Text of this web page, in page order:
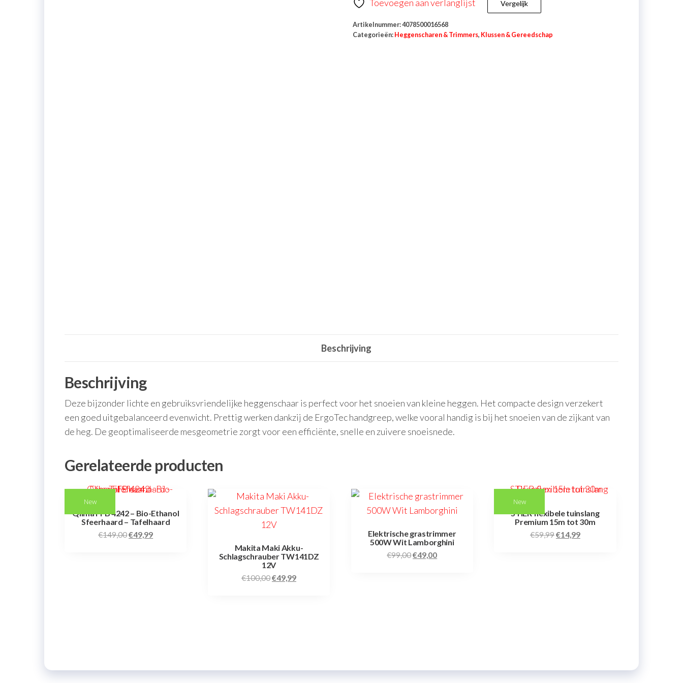
Toevoegen aan verlanglijst Vergelijk
Artikelnummer:4078500016568
Categorieën: Heggenscharen & Trimmers, Klussen & Gereedschap
Beschrijving
Beschrijving
Deze bijzonder lichte en gebruiksvriendelijke heggenschaar is perfect voor het snoeien van kleine heggen. Het compacte design verzekert
een goed uitgebalanceerd evenwicht. Prettig werken dankzij de ErgoTec handgreep, welke vooral handig is bij het snoeien van de zijkant van
de heg. De geoptimaliseerde mesgeometrie zorgt voor een efficiënte, snelle en zuivere snoeisnede.
Gerelateerde producten
New
Qlima FFB 4242 – Bio-Ethanol
Sfeerhaard – Tafelhaard
€149,00€49,99
Makita Maki Akku-
Schlagschrauber TW141DZ
12V
€100,00€49,99
Elektrische grastrimmer
500W Wit Lamborghini
€99,00€49,00
New
STIER flexibele tuinslang
Premium 15m tot 30m
€59,99€14,99